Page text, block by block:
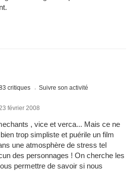
critiques Suivre son activité
février 2008
, vice et verca... Mais ce ne
trop simpliste et puérile un film
une atmosphère de stress tel
des personnages ! On cherche les
permettre de savoir si nous